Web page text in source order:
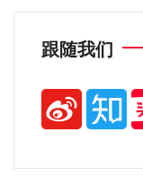
跟随我们